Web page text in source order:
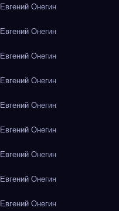
Онегин
Онегин
Онегин
Онегин
Онегин
Онегин
Онегин
Онегин
Онегин